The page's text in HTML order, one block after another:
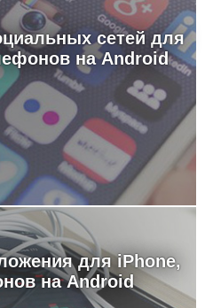
сетей для
на Android
для iPhone,
на Android